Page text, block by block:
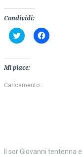
Condividi:
Fai
clic
condividere
su
Twitter
apre
Fai
clic
Mi piace:
Caricamento...
Il sor Giovanni tentenna e